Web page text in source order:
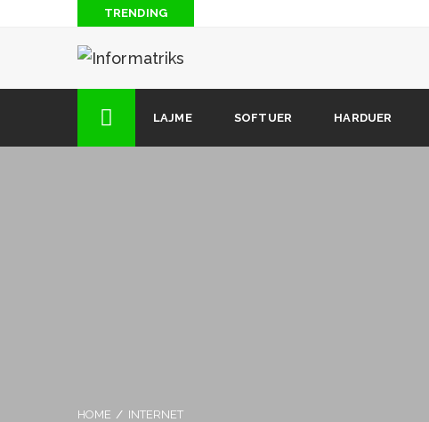
TRENDING
Si të hakojmë lojrat për Android (2 mënyra)
Si të shkarkoni muzikë nga Soundcloud (kur opsioni i
dizpozicion)
12 këshilla dhe truke të fshehura që çdo përdorues i
LAJME SOFTUER HARDUER
HOME INTERNET